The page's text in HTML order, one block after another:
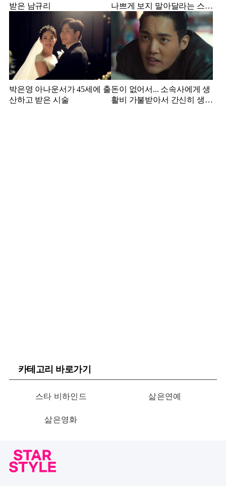
받은 남규리
나쁘게 보지 말아달라는 스타
강사 아내
박은영 아나운서가 45세에 출
산하고 받은 시술
돈이 없어서... 소속사에게 생
활비 가불받아서 간신히 생활
카테고리 바로가기
스타 비하인드 삶은연예
삶은영화